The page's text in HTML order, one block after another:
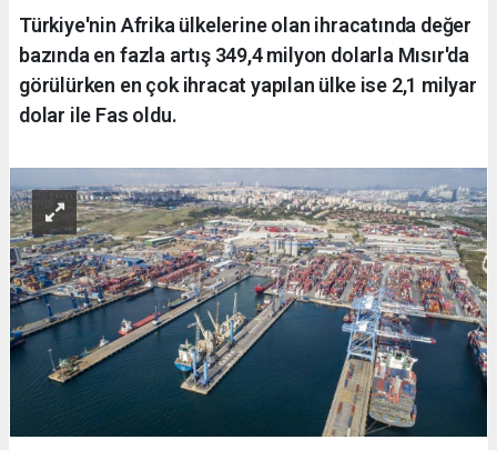
Türkiye'nin Afrika ülkelerine olan ihracatında değer
bazında en fazla artış 349,4 milyon dolarla Mısır'da
görülürken en çok ihracat yapılan ülke ise 2,1 milyar
dolar ile Fas oldu.